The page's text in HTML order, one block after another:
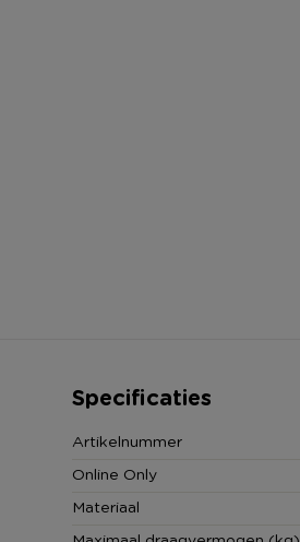
Specificaties
Artikelnummer
Online Only
Materiaal